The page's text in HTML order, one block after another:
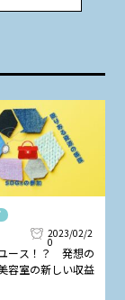
2023/02/2
0
ース！？ 発想の
容室の新しい収益